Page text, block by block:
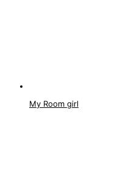
My Room girl